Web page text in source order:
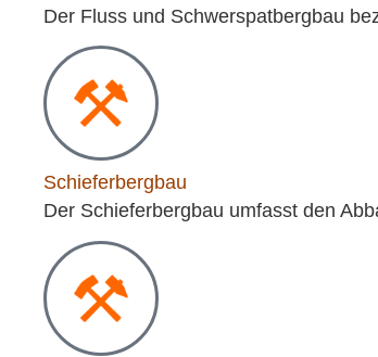
Der Fluss und Schwerspatbergbau
Schieferbergbau
Der Schieferbergbau umfasst den